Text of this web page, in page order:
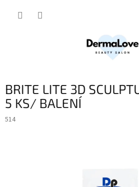
BRITE LITE 3D
5 KS/ BALENÍ
514